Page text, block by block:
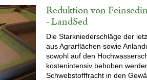
Reduktion von
- LandSed
Die Starkniederschläge der
aus Agrarflächen sowie
sowohl auf den
kostenintensiv behoben
Schwebstofffracht in den